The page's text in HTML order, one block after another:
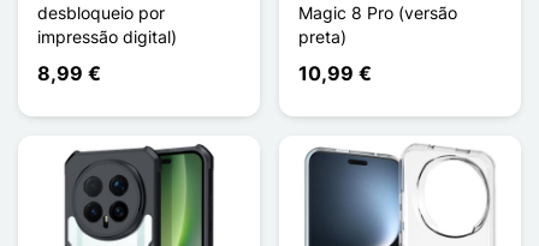
desbloqueio por
impressão digital)
8,99 €
Magic 8 Pro (versão
preta)
10,99 €